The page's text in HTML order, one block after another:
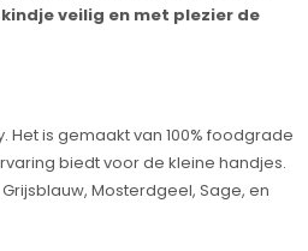
veilig en met plezier de
is gemaakt van 100% foodgrade
biedt voor de kleine handjes.
Mosterdgeel, Sage, en